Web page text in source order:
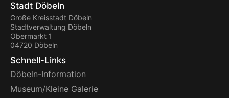
Stadt Döbeln
Große Kreisstadt Döbeln
Stadtverwaltung Döbeln
Obermarkt 1
04720 Döbeln
Schnell-Links
Döbeln-Information
Museum/Kleine Galerie